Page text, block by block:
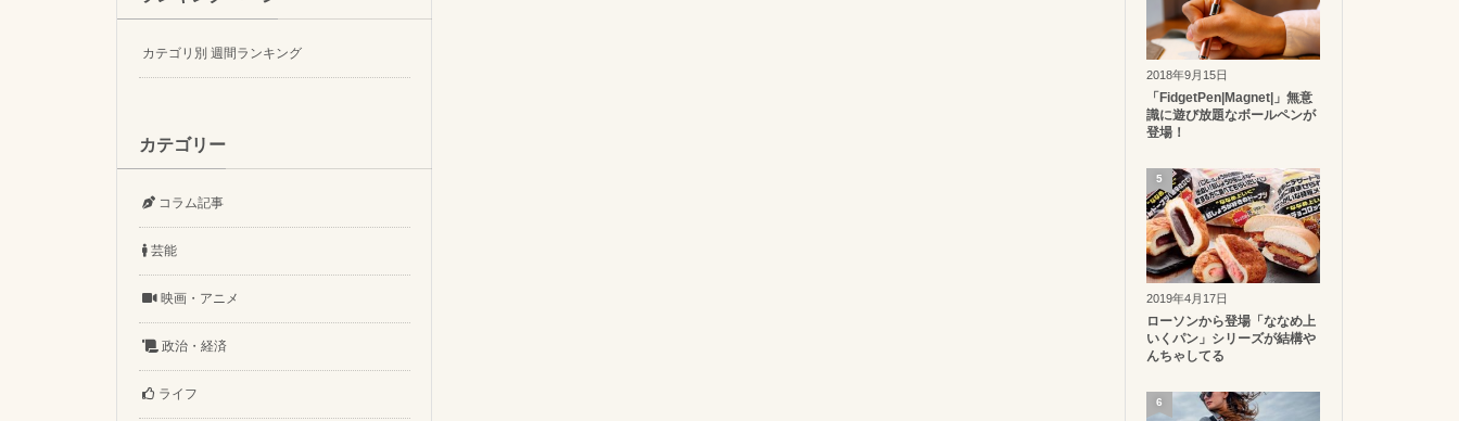
カテゴリ別 週間ランキング
カテゴリー
コラム記事
芸能
映画・アニメ
政治・経済
ライフ
2018年9月15日
「FidgetPen|Magnet|」無意
識に遊び放題なボールペンが
登場！
2019年4月17日
ローソンから登場「ななめ上
いくパン」シリーズが結構や
んちゃしてる
5
6